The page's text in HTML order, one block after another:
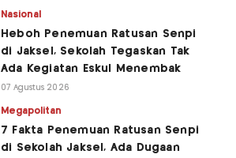
Nasional
Heboh Penemuan Ratusan Senpi
di Jaksel, Sekolah Tegaskan Tak
Ada Kegiatan Eskul Menembak
07 Agustus 2026
Megapolitan
7 Fakta Penemuan Ratusan Senpi
di Sekolah Jaksel, Ada Dugaan